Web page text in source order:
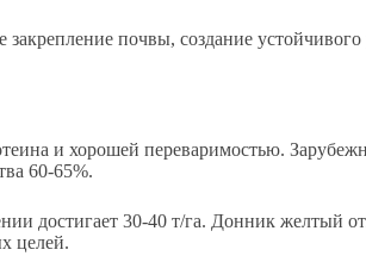
почвы, создание
и хорошей переваримостью.
60-65%.
достигает 30-40 т/га. Донник желтый
целей.